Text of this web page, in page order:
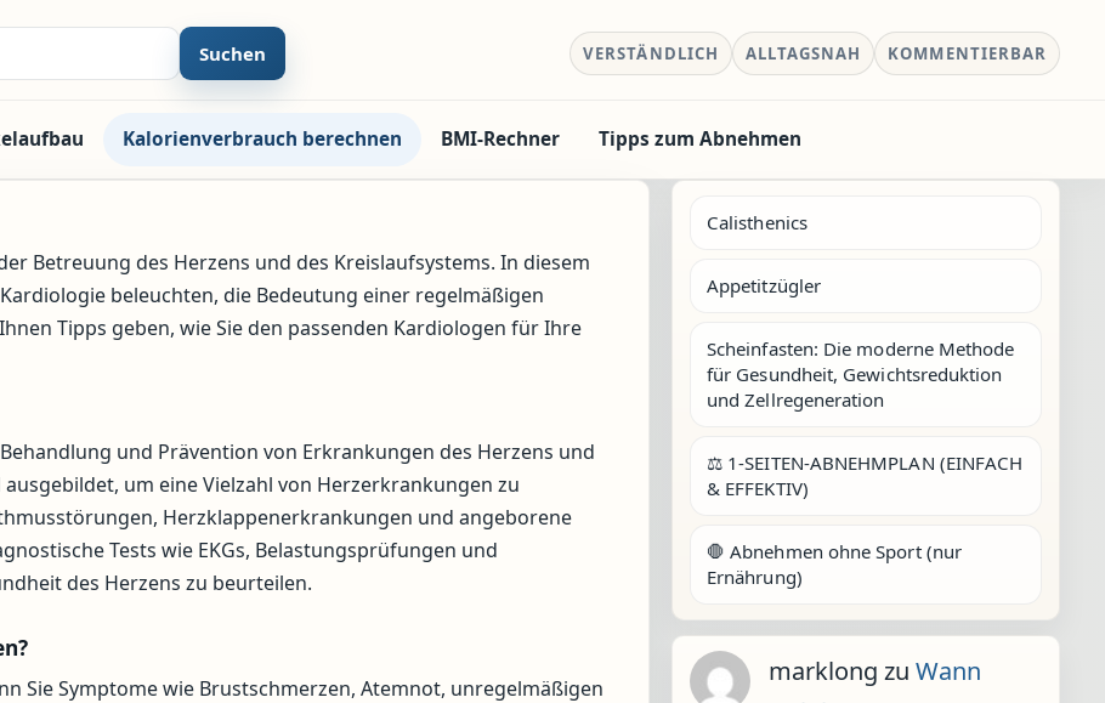
Suchen VERSTÄNDLICH ALLTAGSNAH KOMMENTIERBAR
Kalorienverbrauch berechnen BMI-Rechner Tipps zum Abnehmen
Betreuung des Herzens und des Kreislaufsystems. In diesem
beleuchten, die Bedeutung einer regelmäßigen
Tipps geben, wie Sie den passenden Kardiologen für Ihre
und Prävention von Erkrankungen des Herzens und
um eine Vielzahl von Herzerkrankungen zu
Herzklappenerkrankungen und angeborene
Tests wie EKGs, Belastungsprüfungen und
des Herzens zu beurteilen.
Sie Symptome wie Brustschmerzen, Atemnot, unregelmäßigen
Calisthenics
Appetitzügler
Scheinfasten: Die moderne Methode
für Gesundheit, Gewichtsreduktion
und Zellregeneration
⚖️ 1-SEITEN-ABNEHMPLAN (EINFACH
& EFFEKTIV)
🛑 Abnehmen ohne Sport (nur
Ernährung)
marklong zu Wann